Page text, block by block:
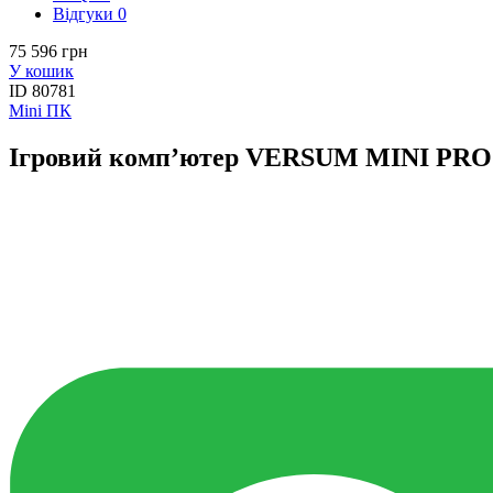
Вiдгуки 0
75 596 грн
У кошик
ID 80781
Mini ПК
Ігровий комп’ютер VERSUM MINI